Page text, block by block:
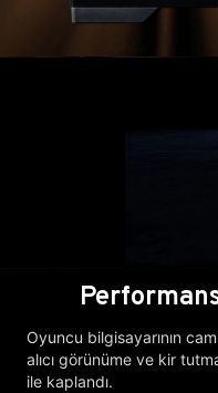
Oyuncu bilgisayarının
alıcı görünüme ve kir
ile kaplandı.